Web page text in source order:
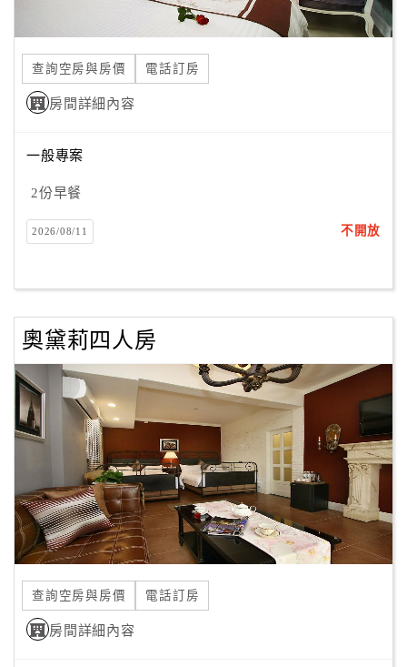
訂
單
管
理
員
戶
客
服
聯
單
Line
上
客
服
紅
利
查
查詢空房與房價 電話訂房
房間詳細內容
一般專案
2份早餐
2026/08/11 不開放
奧黛莉四人房
查詢空房與房價 電話訂房
房間詳細內容